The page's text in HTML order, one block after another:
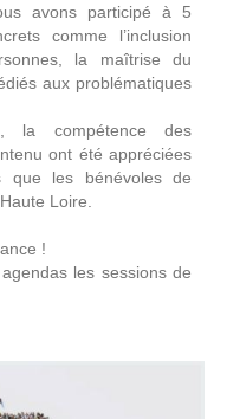
avons participé à 5
comme l’inclusion
la maîtrise du
aux problématiques
la compétence des
ont été appréciées
que les bénévoles de
Loire.
!
les sessions de